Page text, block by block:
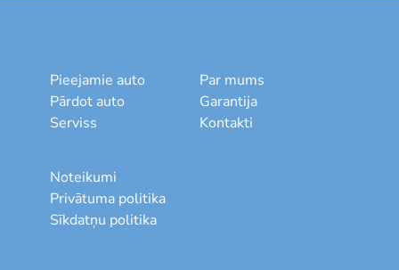
Pieejamie auto
Pārdot auto
Serviss
Par mums
Garantija
Kontakti
Noteikumi
Privātuma politika
Sīkdatņu politika